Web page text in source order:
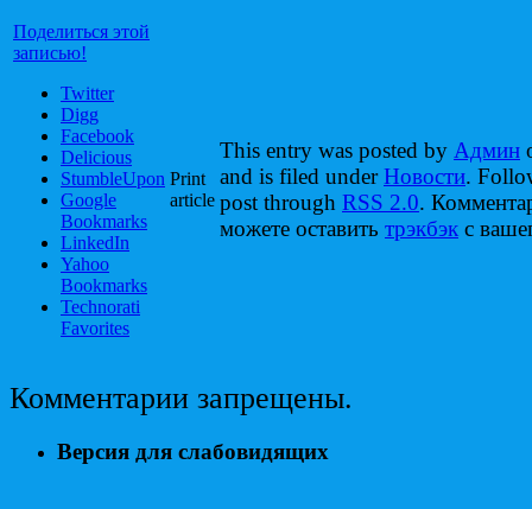
Поделиться этой
записью!
Twitter
Digg
Facebook
Delicious
StumbleUpon
Google
Bookmarks
LinkedIn
Yahoo
Bookmarks
Technorati
Favorites
Print
article
This entry was posted by Админ
and is filed underНовости.
post through RSS 2.0.
можете оставить трэкбэк с
Комментарии запрещены.
Версия для слабовидящих